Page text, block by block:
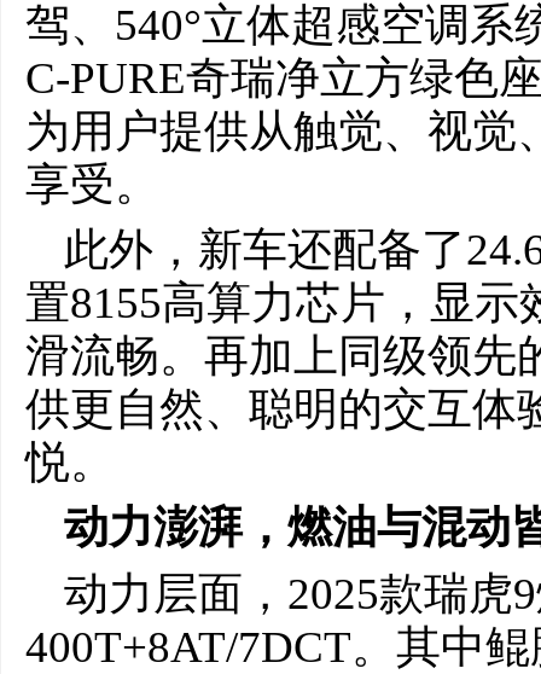
驾、540°立体超感空调系
C-PURE奇瑞净立方绿色
为用户提供从触觉、视觉
享受。
此外，新车还配备了
置8155高算力芯片，显
滑流畅。再加上同级领先
供更自然、聪明的交互体
悦。
动力澎湃，燃油与混动
动力层面，2025款瑞虎
400T+8AT/7DCT。其中